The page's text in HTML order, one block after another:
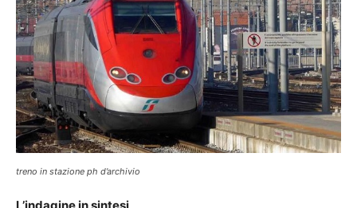
treno in stazione ph d’archivio
L’indagine in sintesi